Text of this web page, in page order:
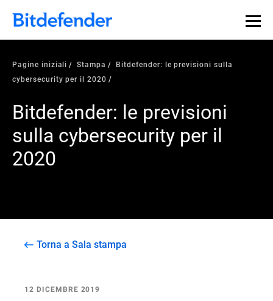
Pagine iniziali Stampa
Bitdefender: le previsioni sulla
cybersecurity per il 2020
Bitdefender: le previsioni
sulla cybersecurity per il
2020
Torna a Sala stampa
12 DICEMBRE 2019